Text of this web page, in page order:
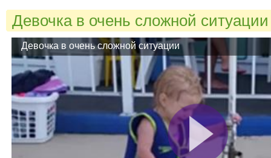
Девочка в очень сложной
Девочка в очень сложной ситуации